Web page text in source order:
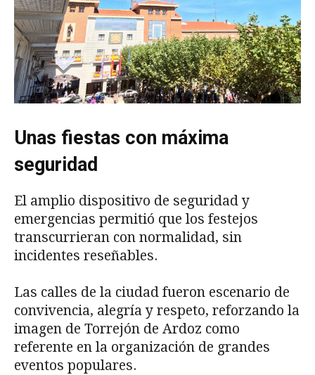
Unas fiestas con máxima
seguridad
El amplio dispositivo de seguridad y
emergencias permitió que los festejos
transcurrieran con normalidad, sin
incidentes reseñables.
Las calles de la ciudad fueron escenario de
convivencia, alegría y respeto, reforzando la
imagen de Torrejón de Ardoz como
referente en la organización de grandes
eventos populares.